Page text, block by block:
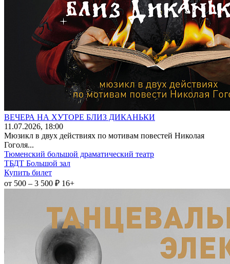
ВЕЧЕРА НА ХУТОРЕ БЛИЗ ДИКАНЬКИ
11 .07.2026, 18:00
Мюзикл в двух действиях по мотивам повестей Николая
Гоголя...
Тюменский большой драматический театр
ТБДТ Большой зал
Купить билет
от 500 – 3 500 ₽ 16+